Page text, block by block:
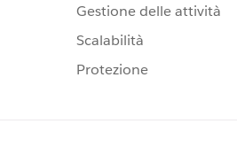
Gestione delle attività
Scalabilità
Protezione